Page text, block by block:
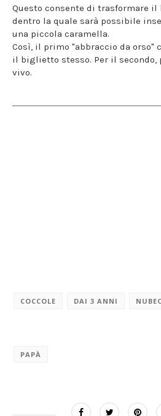
Questo consente di trasformare
dentro la quale sarà possibile
una piccola caramella.
Così, il primo "abbraccio da orso"
il biglietto stesso. Per il secondo,
vivo.
COCCOLE DAI 3 ANNI
PAPÀ